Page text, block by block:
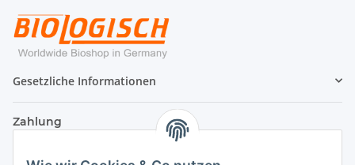
Gesetzliche Informationen
Zahlung